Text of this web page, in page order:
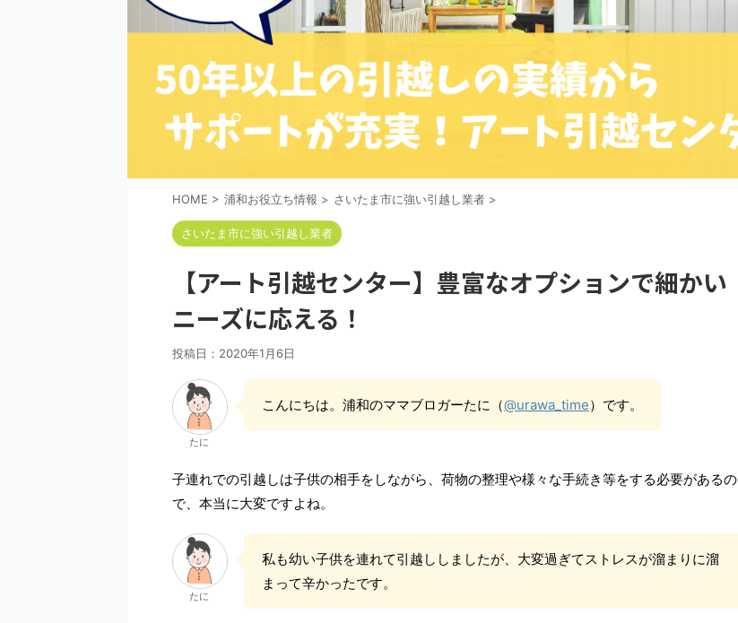
HOME > 浦和お役立ち情報 > さいたま市に強い引越し業者 >
さいたま市に強い引越し業者
【アート引越センター】豊富なオプションで細かい
ニーズに応える！
投稿日： 2020年1月6日
たに
こんにちは。浦和のママブロガーたに（@urawa_time）です。
子連れでの引越しは子供の相手をしながら、荷物の整理や様々な手続き等をする必要があるの
で、本当に大変ですよね。
たに
私も幼い子供を連れて引越ししましたが、大変過ぎてストレスが溜まりに溜
まって辛かったです。